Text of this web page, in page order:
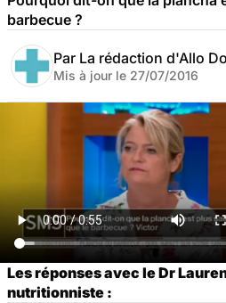
barbecue ?
Par La rédaction d'Allo
Mis à jour le 27/07/2016
Les réponses avec le Dr
nutritionniste :